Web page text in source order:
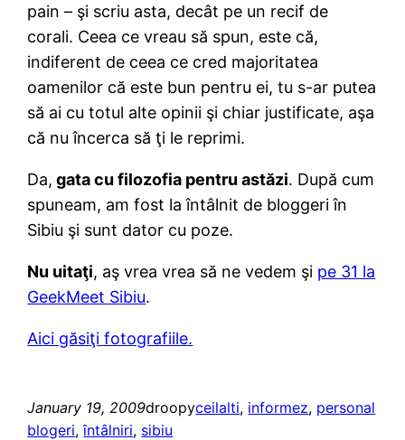
pain – şi scriu asta, decât pe un recif de
corali. Ceea ce vreau să spun, este că,
indiferent de ceea ce cred majoritatea
oamenilor că este bun pentru ei, tu s-ar putea
să ai cu totul alte opinii şi chiar justificate, aşa
că nu încerca să ţi le reprimi.
Da, gata cu filozofia pentru astăzi. După cum
spuneam, am fost la întâlnit de bloggeri în
Sibiu şi sunt dator cu poze.
Nu uitaţi, aş vrea vrea să ne vedem şi pe 31 la
GeekMeet Sibiu.
Aici găsiţi fotografiile.
January 19, 2009droopyceilalti, informez, personal
blogeri, întâlniri, sibiu